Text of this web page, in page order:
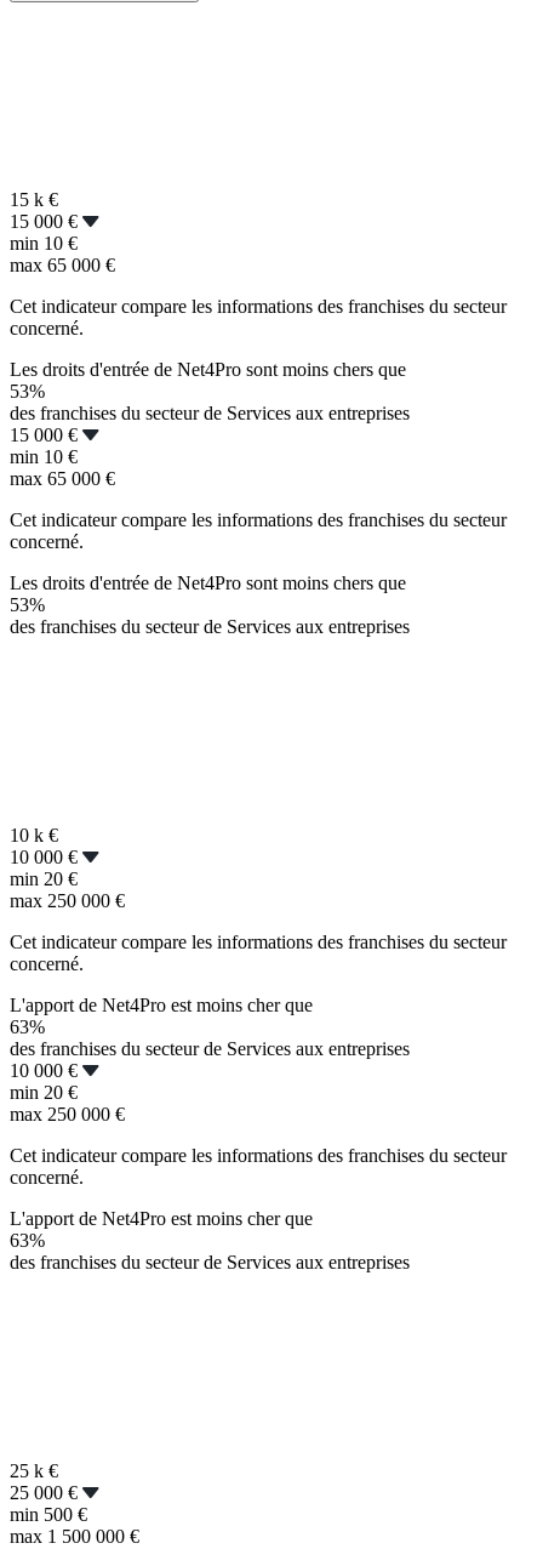
15 k €
15 000 €
min 10 €
max 65 000 €
Cet indicateur compare les informations des franchises du secteur
concerné.
Les droits d'entrée de Net4Pro sont moins chers que
53%
des franchises du secteur de Services aux entreprises
15 000 €
min 10 €
max 65 000 €
Cet indicateur compare les informations des franchises du secteur
concerné.
Les droits d'entrée de Net4Pro sont moins chers que
53%
des franchises du secteur de Services aux entreprises
10 k €
10 000 €
min 20 €
max 250 000 €
Cet indicateur compare les informations des franchises du secteur
concerné.
L'apport de Net4Pro est moins cher que
63%
des franchises du secteur de Services aux entreprises
10 000 €
min 20 €
max 250 000 €
Cet indicateur compare les informations des franchises du secteur
concerné.
L'apport de Net4Pro est moins cher que
63%
des franchises du secteur de Services aux entreprises
25 k €
25 000 €
min 500 €
max 1 500 000 €